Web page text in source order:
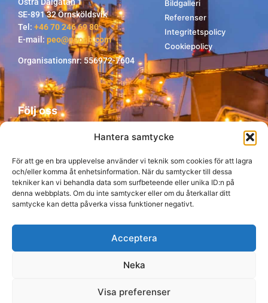
Hantera samtycke
För att ge en bra upplevelse använder vi teknik som cookies för att lagra
och/eller komma åt enhetsinformation. När du samtycker till dessa
tekniker kan vi behandla data som surfbeteende eller unika ID:n på
denna webbplats. Om du inte samtycker eller om du återkallar ditt
samtycke kan detta påverka vissa funktioner negativt.
Acceptera
Neka
Visa preferenser
SE-891 32 Örnsköldsvik
Tel: +46 70 246 69 80
E-mail: peo@peoab.com
Organisationsnr: 556972-7604
Bildgalleri
Referenser
Integritetspolicy
Cookiepolicy
Följ oss